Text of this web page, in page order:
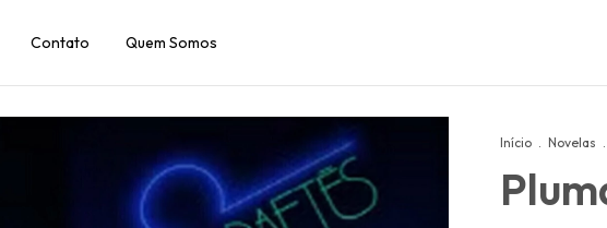
Contato Quem Somos
Início . Novelas .